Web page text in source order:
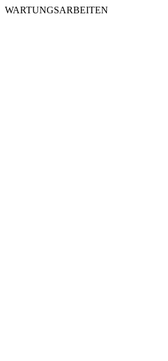
WARTUNGSARBEITEN